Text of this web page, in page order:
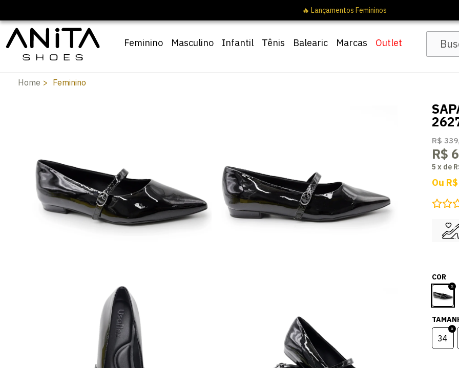
Feminino Masculino Infantil Tênis Balearic Marcas Outlet
🔥 Lançamentos Femininos
Home Feminino
R$
R$
5 x de
Ou
COR
34